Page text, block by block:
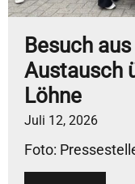
Besuch
Austausch
Löhne
Juli 12, 2026
Foto: